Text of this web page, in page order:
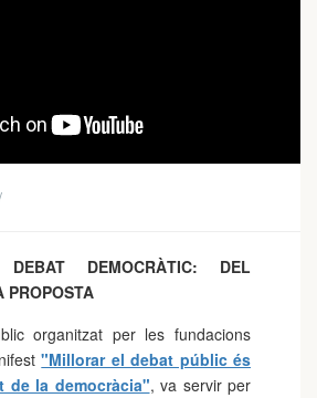
DEMOCRÀTIC: DEL
PROPOSTA
organitzat per les fundacions
"Millorar el debat públic és
de la democràcia", va servir per